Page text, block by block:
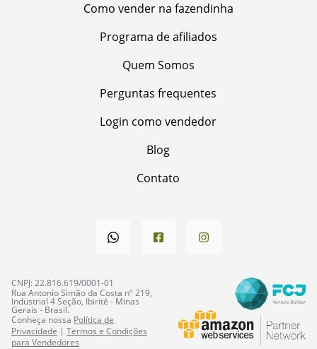
Como vender na fazendinha
Programa de afiliados
Quem Somos
Perguntas frequentes
Login como vendedor
Blog
Contato
CNPJ: 22.816.619/0001-01
Rua Antonio Simão da Costa nº 219,
Industrial 4 Seção, Ibirité - Minas
Gerais - Brasil.
Conheça nossa Política de
Privacidade | Termos e Condições
para Vendedores